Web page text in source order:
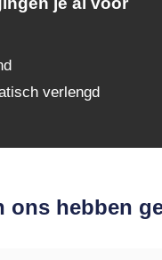
verlengd
ons hebben